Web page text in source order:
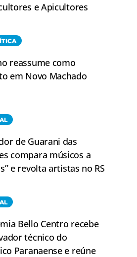
e Apicultores
reassume como
em Novo Machado
de Guarani das
compara músicos a
e revolta artistas no RS
Bello Centro recebe
técnico do
Paranaense e reúne